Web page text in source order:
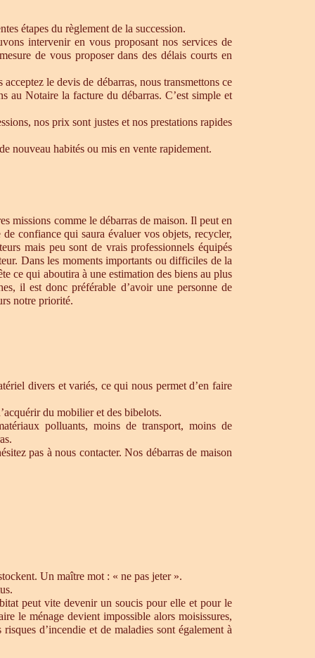
étapes du règlement de la succession.
intervenir en vous proposant nos services de
de vous proposer dans des délais courts en
le devis de débarras, nous transmettons ce
au Notaire la facture du débarras. C’est simple et
nos prix sont justes et nos prestations rapides
nouveau habités ou mis en vente rapidement.
missions comme le débarras de maison. Il peut en
confiance qui saura évaluer vos objets, recycler,
mais peu sont de vrais professionnels équipés
Dans les moments importants ou difficiles de la
ce qui aboutira à une estimation des biens au plus
il est donc préférable d’avoir une personne de
notre priorité.
divers et variés, ce qui nous permet d’en faire
du mobilier et des bibelots.
polluants, moins de transport, moins de
pas à nous contacter. Nos débarras de maison
Un maître mot : « ne pas jeter ».
peut vite devenir un soucis pour elle et pour le
le ménage devient impossible alors moisissures,
d’incendie et de maladies sont également à